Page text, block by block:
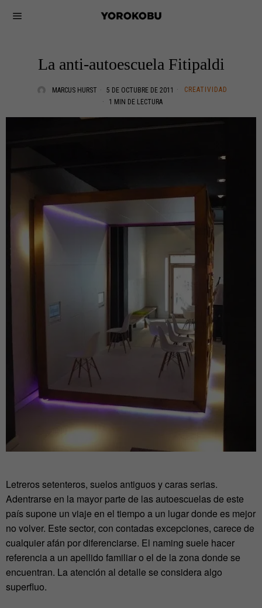
La anti-autoescuela Fitipaldi
MARCUS HURST 5 DE OCTUBRE DE 2011
CREATIVIDAD
1 MIN DE LECTURA
Letreros setenteros, suelos antiguos y caras serias.
Adentrarse en la mayor parte de las autoescuelas de este
país supone un viaje en el tiempo a un lugar donde es mejor
no volver. Este sector, con contadas excepciones, carece de
cualquier afán por diferenciarse. El naming suele hacer
referencia a un apellido familiar o el de la zona donde se
encuentran. La atención al detalle se considera algo
superfluo.